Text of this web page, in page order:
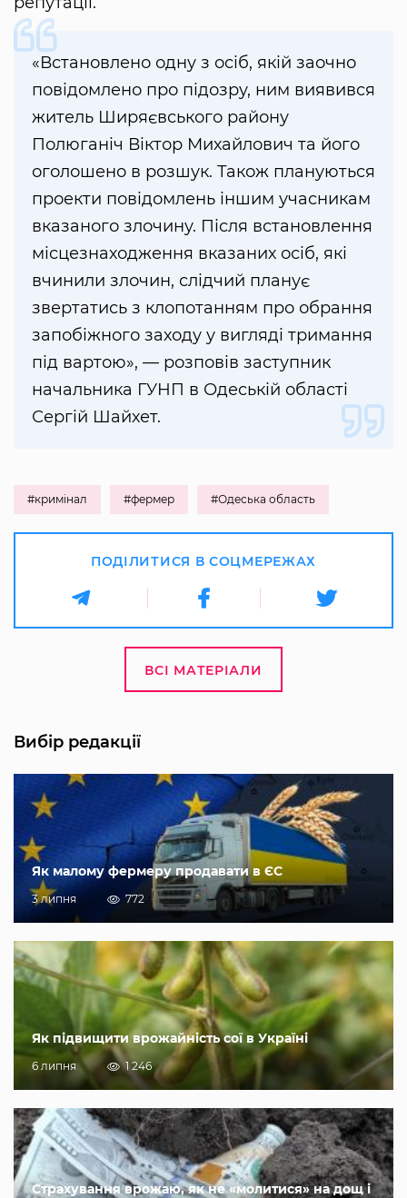
«Встановлено одну з осіб, якій заочно
повідомлено про підозру, ним виявився
житель Ширяєвського району
Полюганіч Віктор Михайлович та його
оголошено в розшук. Також плануються
проекти повідомлень іншим учасникам
вказаного злочину. Після встановлення
місцезнаходження вказаних осіб, які
вчинили злочин, слідчий планує
звертатись з клопотанням про обрання
запобіжного заходу у вигляді тримання
під вартою», — розповів заступник
начальника ГУНП в Одеській області
Сергій Шайхет.
#кримінал #фермер #Одеська область
ПОДІЛИТИСЯ В СОЦМЕРЕЖАХ
ВСІ МАТЕРІАЛИ
Вибір редакції
Як малому фермеру продавати в ЄС
3 липня 772
Як підвищити врожайність сої в Україні
6 липня 1 246
Страхування врожаю, як не «молитися» на дощ і